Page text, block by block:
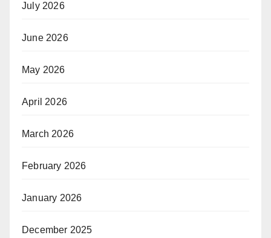
July 2026
June 2026
May 2026
April 2026
March 2026
February 2026
January 2026
December 2025